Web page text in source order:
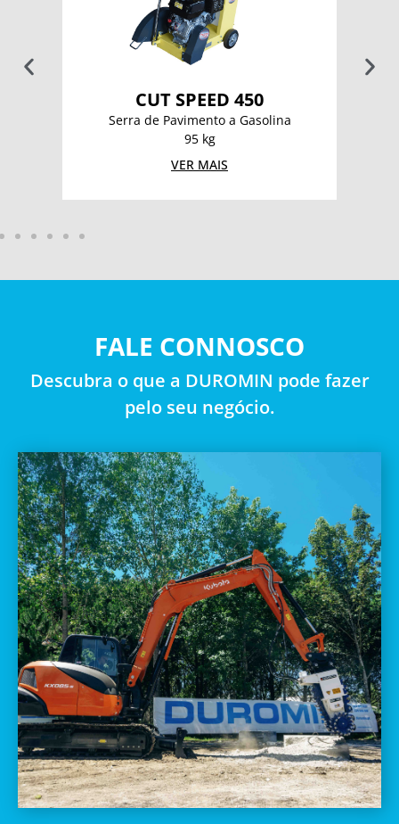
CUT SPEED 450
Serra de Pavimento a Gasolina
95 kg
VER MAIS
FALE CONNOSCO
Descubra o que a DUROMIN pode fazer
pelo seu negócio.